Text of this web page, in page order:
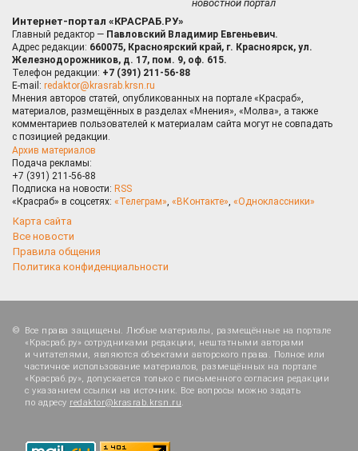
новостной портал
Интернет-портал «КРАСРАБ.РУ»
Главный редактор — Павловский Владимир Евгеньевич.
Адрес редакции: 660075, Красноярский край, г. Красноярск, ул.
Железнодорожников, д. 17, пом. 9, оф. 615.
Телефон редакции: +7 (391) 211-56-88
E-mail: redaktor@krasrab.krsn.ru
Мнения авторов статей, опубликованных на портале «Красраб»,
материалов, размещённых в разделах «Мнения», «Молва», а также
комментариев пользователей к материалам сайта могут не совпадать
с позицией редакции.
Архив материалов
Подача рекламы:
+7 (391) 211-56-88
Подписка на новости: RSS
«Красраб» в соцсетях: «Телеграм», «ВКонтакте», «Одноклассники»
Карта сайта
Все новости
Правила общения
Политика конфиденциальности
Все права защищены. Любые материалы, размещённые на портале
«Красраб.ру» сотрудниками редакции, нештатными авторами
и читателями, являются объектами авторского права. Полное или
частичное использование материалов, размещённых на портале
«Красраб.ру», допускается только с письменного согласия редакции
с указанием ссылки на источник. Все вопросы можно задать
по адресу redaktor@krasrab.krsn.ru.